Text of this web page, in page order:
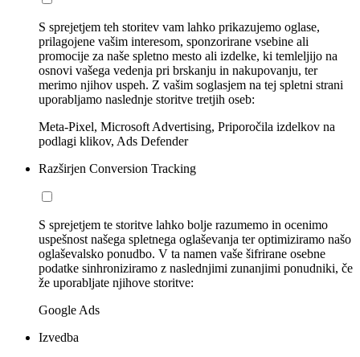
S sprejetjem teh storitev vam lahko prikazujemo oglase,
prilagojene vašim interesom, sponzorirane vsebine ali
promocije za naše spletno mesto ali izdelke, ki temleljijo na
osnovi vašega vedenja pri brskanju in nakupovanju, ter
merimo njihov uspeh. Z vašim soglasjem na tej spletni strani
uporabljamo naslednje storitve tretjih oseb:
Meta-Pixel, Microsoft Advertising, Priporočila izdelkov na
podlagi klikov, Ads Defender
Razširjen Conversion Tracking
S sprejetjem te storitve lahko bolje razumemo in ocenimo
uspešnost našega spletnega oglaševanja ter optimiziramo našo
oglaševalsko ponudbo. V ta namen vaše šifrirane osebne
podatke sinhroniziramo z naslednjimi zunanjimi ponudniki, če
že uporabljate njihove storitve:
Google Ads
Izvedba